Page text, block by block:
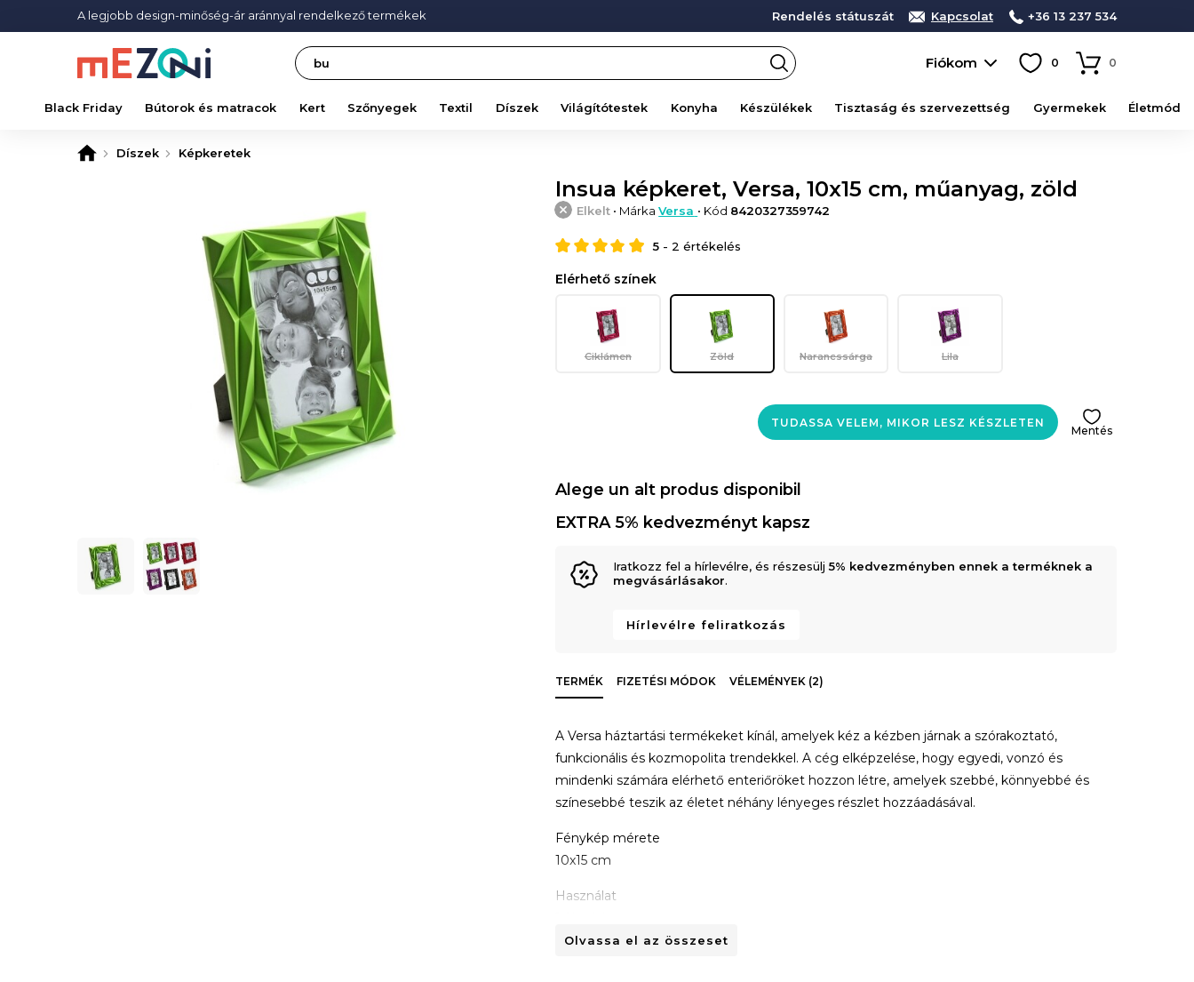
A legjobb design-minőség-ár aránnyal rendelkező termékek Rendelés státuszát Kapcsolat +36 13 237 534
Search Fiókom 0 0
Black Friday Bútorok és matracok Kert Szőnyegek Textil Díszek Világítótestek Konyha Készülékek Tisztaság és szervezettség Gyermekek Életmód
Díszek Képkeretek
Insua képkeret, Versa, 10x15 cm, műanyag, zöld
Elkelt • MárkaVersa • Kód 8420327359742
5 - 2 értékelés
Elérhető színek
Ciklámen Zöld Narancssárga Lila
TUDASSA VELEM, MIKOR LESZ KÉSZLETEN
Mentés
Alege un alt produs disponibil
EXTRA 5% kedvezményt kapsz
Iratkozz fel a hírlevélre, és részesülj5% kedvezményben ennek a terméknek a
megvásárlásakor.
Hírlevélre feliratkozás
TERMÉK FIZETÉSI MÓDOK VÉLEMÉNYEK (2)
A Versa háztartási termékeket kínál, amelyek kéz a kézben járnak a szórakoztató,
funkcionális és kozmopolita trendekkel. A cég elképzelése, hogy egyedi, vonzó és
mindenki számára elérhető enteriőröket hozzon létre, amelyek szebbé, könnyebbé és
színesebbé teszik az életet néhány lényeges részlet hozzáadásával.
Fénykép mérete
10x15 cm
Használat
Olvassa el az összeset